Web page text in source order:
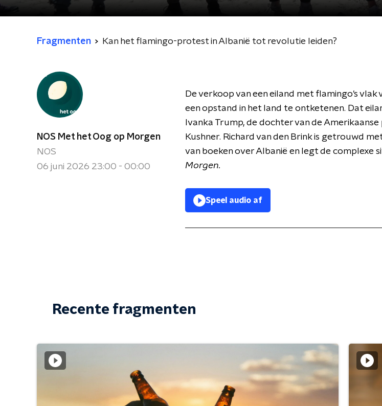
Fragmenten Kan het flamingo-protest in Albanië tot revolutie leiden?
NOS Met het Oog op Morgen
NOS
06 juni 2026 23:00 - 00:00
De verkoop van een eiland met flamingo's vlak
een opstand in het land te ontketenen. Dat
Ivanka Trump, de dochter van de
Kushner. Richard van den Brink is getrouwd
van boeken over Albanië en legt de complexe
Morgen.
Speel audio af
Recente fragmenten